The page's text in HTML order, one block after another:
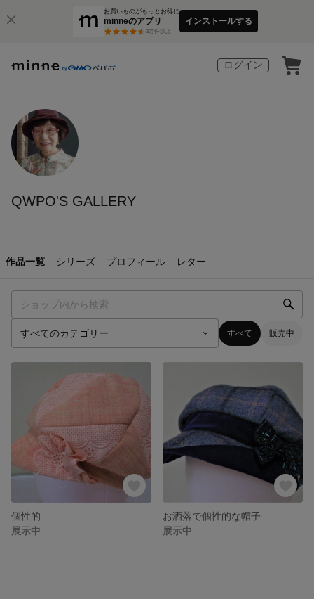
お買いものがもっとお得に
minneのアプリ
3万件以上
インストールする
ログイン
QWPO'S GALLERY
作品一覧 シリーズ プロフィール レター
すべて 販売中
個性的
展示中
お洒落で個性的な帽子
展示中